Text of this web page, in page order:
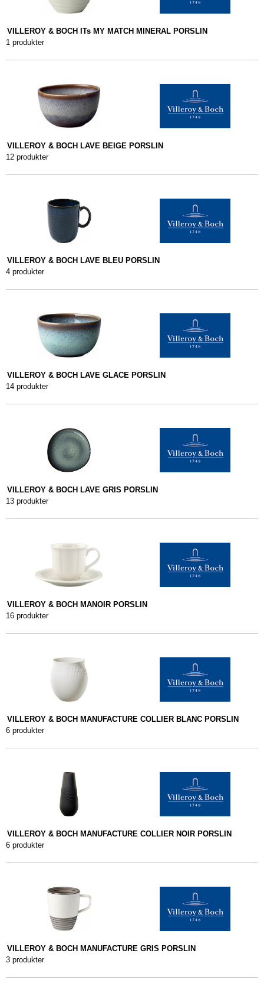
VILLEROY & BOCH ITs MY MATCH MINERAL PORSLIN
1 produkter
VILLEROY & BOCH LAVE BEIGE PORSLIN
12 produkter
VILLEROY & BOCH LAVE BLEU PORSLIN
4 produkter
VILLEROY & BOCH LAVE GLACE PORSLIN
14 produkter
VILLEROY & BOCH LAVE GRIS PORSLIN
13 produkter
VILLEROY & BOCH MANOIR PORSLIN
16 produkter
VILLEROY & BOCH MANUFACTURE COLLIER BLANC PORSLIN
6 produkter
VILLEROY & BOCH MANUFACTURE COLLIER NOIR PORSLIN
6 produkter
VILLEROY & BOCH MANUFACTURE GRIS PORSLIN
3 produkter